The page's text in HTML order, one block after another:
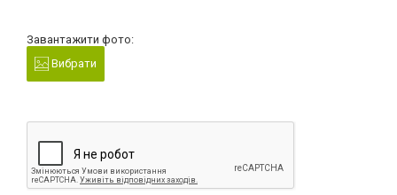
Завантажити фото:
Вибрати